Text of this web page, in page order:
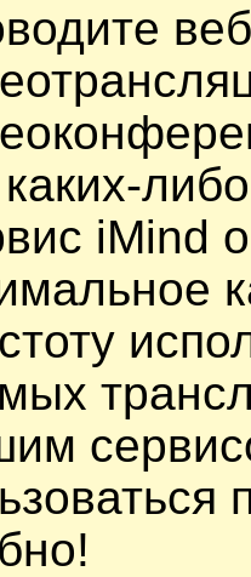
каких-
iMind